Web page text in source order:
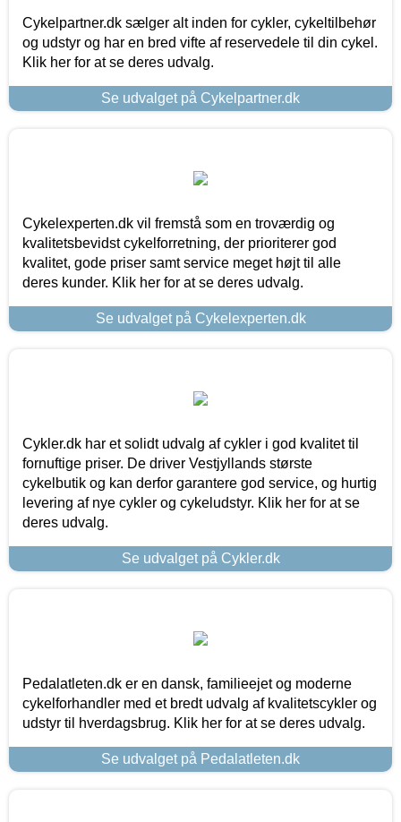
Cykelpartner.dk sælger alt inden for cykler, cykeltilbehør
og udstyr og har en bred vifte af reservedele til din cykel.
Klik her for at se deres udvalg.
Se udvalget på Cykelpartner.dk
Cykelexperten.dk vil fremstå som en troværdig og
kvalitetsbevidst cykelforretning, der prioriterer god
kvalitet, gode priser samt service meget højt til alle
deres kunder. Klik her for at se deres udvalg.
Se udvalget på Cykelexperten.dk
Cykler.dk har et solidt udvalg af cykler i god kvalitet til
fornuftige priser. De driver Vestjyllands største
cykelbutik og kan derfor garantere god service, og hurtig
levering af nye cykler og cykeludstyr. Klik her for at se
deres udvalg.
Se udvalget på Cykler.dk
Pedalatleten.dk er en dansk, familieejet og moderne
cykelforhandler med et bredt udvalg af kvalitetscykler og
udstyr til hverdagsbrug. Klik her for at se deres udvalg.
Se udvalget på Pedalatleten.dk